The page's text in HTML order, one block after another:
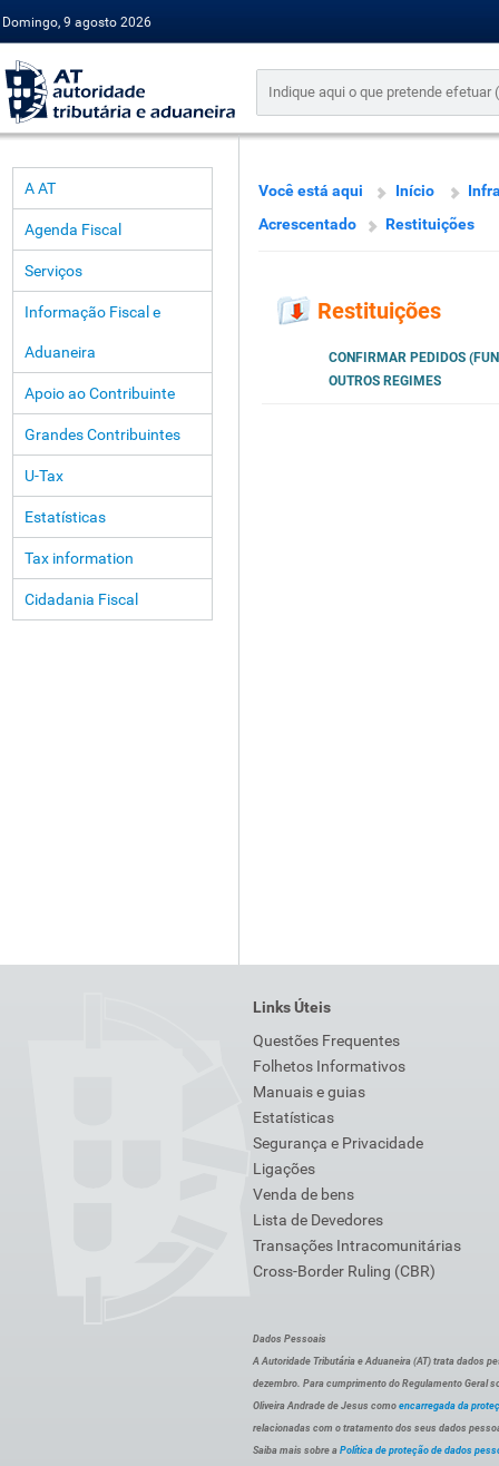
Domingo, 9 agosto 2026
A AT
Agenda Fiscal
Serviços
Informação Fiscal e
Aduaneira
Apoio ao Contribuinte
Grandes Contribuintes
U-Tax
Estatísticas
Tax information
Cidadania Fiscal
Você está aqui Início
Acrescentado
Restituições
Restituições
CONFIRMAR PEDIDOS
OUTROS REGIMES
Links Úteis
Questões Frequentes
Folhetos Informativos
Manuais e guias
Estatísticas
Segurança e Privacidade
Ligações
Venda de bens
Lista de Devedores
Transações Intracomunitárias
Cross-Border Ruling (CBR)
Dados Pessoais
A Autoridade Tributária e Aduaneira (AT) trata dados
dezembro. Para cumprimento do Regulamento Geral
Oliveira Andrade de Jesus como encarregada da
relacionadas com o tratamento dos seus dados
Saiba mais sobre a Política de proteção de dados